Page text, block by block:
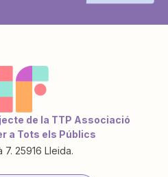
de la TTP Associació
a Tots els Públics
7. 25916 Lleida.